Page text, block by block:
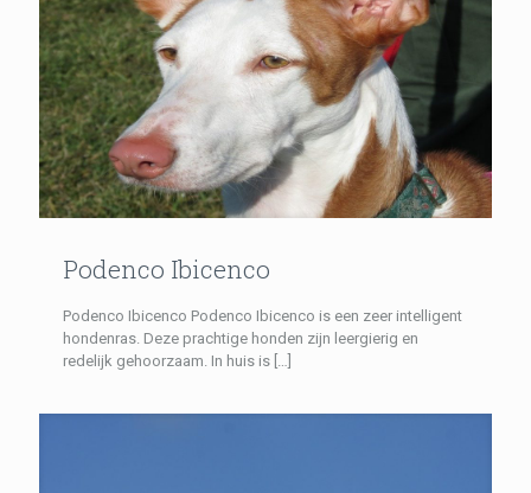
Podenco Ibicenco
Podenco Ibicenco Podenco Ibicenco is een zeer intelligent
hondenras. Deze prachtige honden zijn leergierig en
redelijk gehoorzaam. In huis is […]